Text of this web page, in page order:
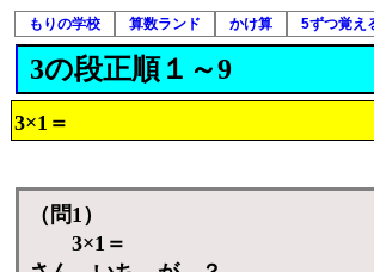
もりの学校 算数ランド かけ算 5ずつ覚え
3の段正順１～9
3×1＝
（問1）
3×1＝